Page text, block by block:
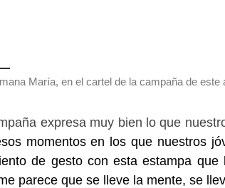
María, en el cartel de la campaña de este
expresa muy bien lo que
momentos en los que nuestros
de gesto con esta estampa
parece que se lleve la mente, se